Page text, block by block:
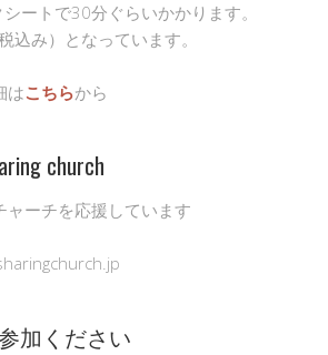
ートで30分ぐらいかかります。
込み）となっています。
はこちらから
church
ャーチを応援しています
加ください